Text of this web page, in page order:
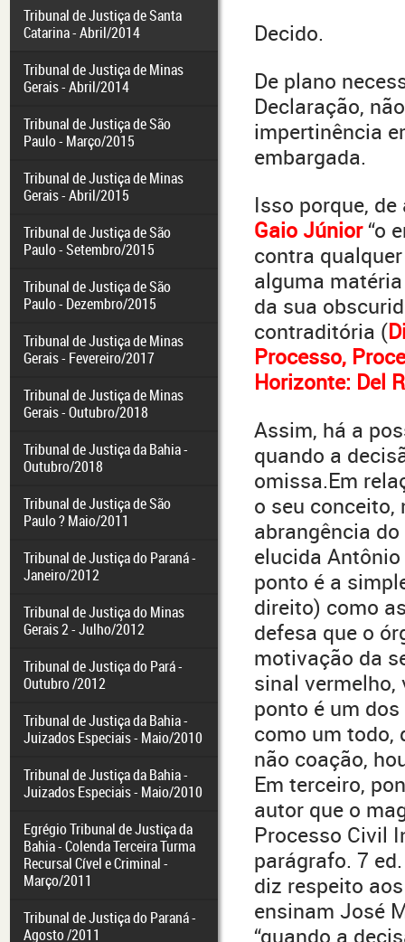
Tribunal de Justiça de Santa
Catarina - Abril/2014
Tribunal de Justiça de Minas
Gerais - Abril/2014
Tribunal de Justiça de São
Paulo - Março/2015
Tribunal de Justiça de Minas
Gerais - Abril/2015
Tribunal de Justiça de São
Paulo - Setembro/2015
Tribunal de Justiça de São
Paulo - Dezembro/2015
Tribunal de Justiça de Minas
Gerais - Fevereiro/2017
Tribunal de Justiça de Minas
Gerais - Outubro/2018
Tribunal de Justiça da Bahia -
Outubro/2018
Tribunal de Justiça de São
Paulo ? Maio/2011
Tribunal de Justiça do Paraná -
Janeiro/2012
Tribunal de Justiça do Minas
Gerais 2 - Julho/2012
Tribunal de Justiça do Pará -
Outubro /2012
Tribunal de Justiça da Bahia -
Juizados Especiais - Maio/2010
Tribunal de Justiça da Bahia -
Juizados Especiais - Maio/2010
Egrégio Tribunal de Justiça da
Bahia - Colenda Terceira Turma
Recursal Cível e Criminal -
Março/2011
Tribunal de Justiça do Paraná -
Agosto /2011
Decido.
De plano
Declaração,
impertinência
embargada.
Isso porque,
Gaio Júnior“o
contra
alguma
da sua
contraditória (
Processo,
Horizonte: Del
Assim, há a
quando a
omissa.Em
o seu conceito,
abrangência
elucida
ponto é a
direito) como
defesa que o
motivação da
sinal vermelho,
ponto é um
como um todo,
não coação,
Em terceiro,
autor que o
Processo Civil
parágrafo. 7
diz respeito
ensinam José
“quando a